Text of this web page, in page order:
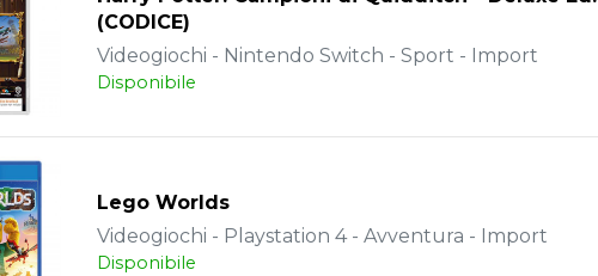
(CODICE)
Videogiochi - Nintendo Switch - Sport - Import
Disponibile
Lego Worlds
Videogiochi - Playstation 4 - Avventura - Import
Disponibile